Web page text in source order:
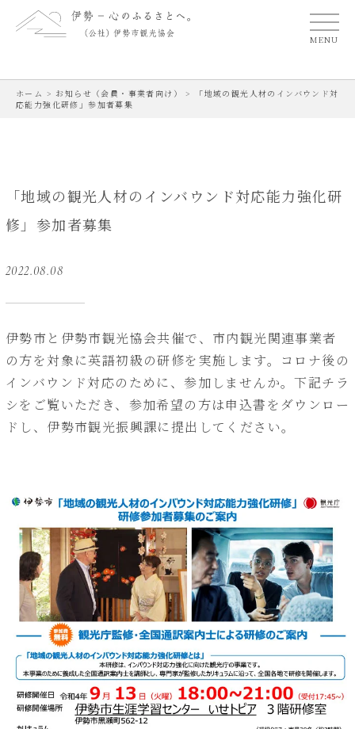
MENU
ホーム >お知らせ（会員・事業者向け） >
「地域の観光人材のインバウンド対
応能力強化研修」参加者募集
「地域の観光人材のインバウンド対応能力強化研
修」参加者募集
2022.08.08
伊勢市と伊勢市観光協会共催で、市内観光関連事業者
の方を対象に英語初級の研修を実施します。コロナ後の
インバウンド対応のために、参加しませんか。下記チラ
シをご覧いただき、参加希望の方は申込書をダウンロー
ドし、伊勢市観光振興課に提出してください。